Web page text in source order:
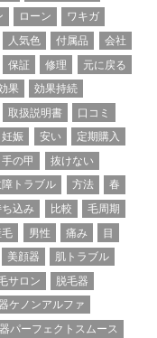
ローン
ワキガ
人気色 付属品
会社
保証 修理
元に戻る
果
効果持続
取扱説明書
口コミ
妊娠 安い
定期購入
手の甲
抜けない
障トラブル 方法
春
込み 比較
毛周期
毛 男性 痛み
目
美顔器
肌トラブル
サロン
脱毛器
ケノンアルファ
パーフェクトスムース